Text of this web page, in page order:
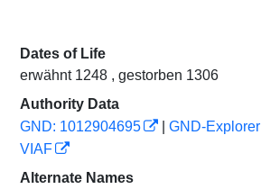
Dates of Life
erwähnt 1248 , gestorben 1306
Authority Data
GND: 1012904695
GND-Explorer
VIAF
Alternate Names